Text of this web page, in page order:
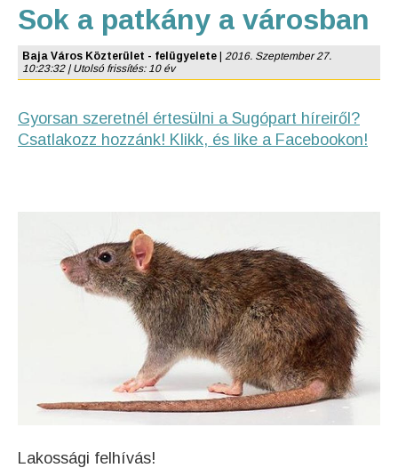
Sok a patkány a városban
Baja Város Közterület - felügyelete
2016. Szeptember 27.
10:23:32 | Utolsó frissítés: 10 év
Gyorsan szeretnél értesülni a Sugópart híreiről?
Csatlakozz hozzánk! Klikk, és like a Facebookon!
Lakossági felhívás!